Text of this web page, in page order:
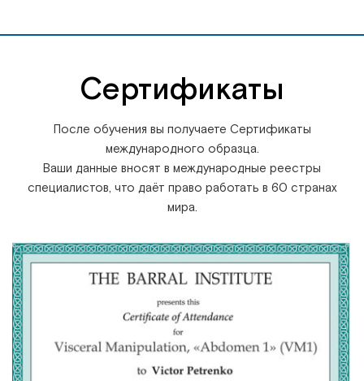
Сертификаты
После обучения вы получаете Сертификаты
международного образца.
Ваши данные вносят в международные реестры
специалистов, что даёт право работать в 60 странах
мира.